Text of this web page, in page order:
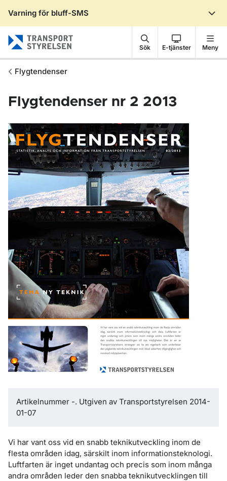
Varning för bluff-SMS
Sök E-tjänster Meny
Flygtendenser
Flygtendenser nr 2 2013
Artikelnummer -. Utgiven av Transportstyrelsen 2014-
01-07
Vi har vant oss vid en snabb teknikutveckling inom de
flesta områden idag, särskilt inom informationsteknologi.
Luftfarten är inget undantag och precis som inom många
andra områden leder den snabba teknikutvecklingen till